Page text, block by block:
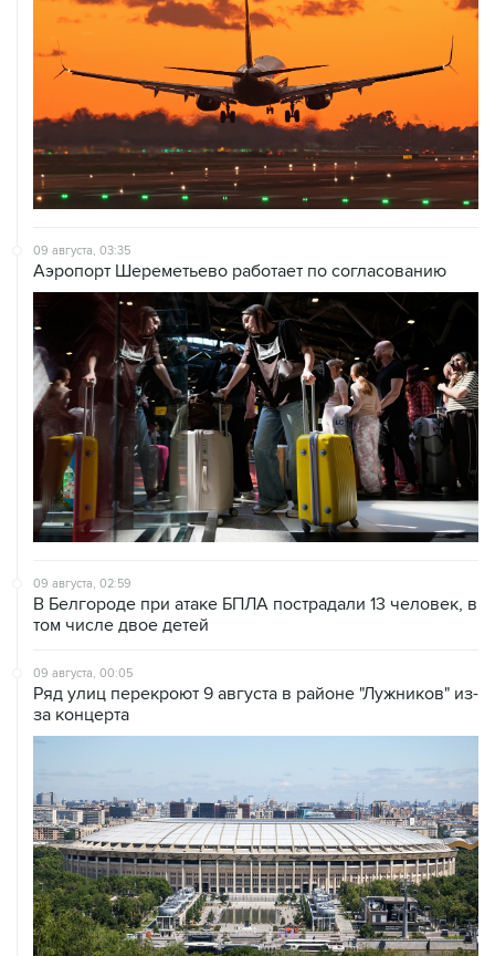
09 августа, 03:35
Аэропорт Шереметьево работает по согласованию
09 августа, 02:59
В Белгороде при атаке БПЛА пострадали 13 человек, в
том числе двое детей
09 августа, 00:05
Ряд улиц перекроют 9 августа в районе "Лужников" из-
за концерта